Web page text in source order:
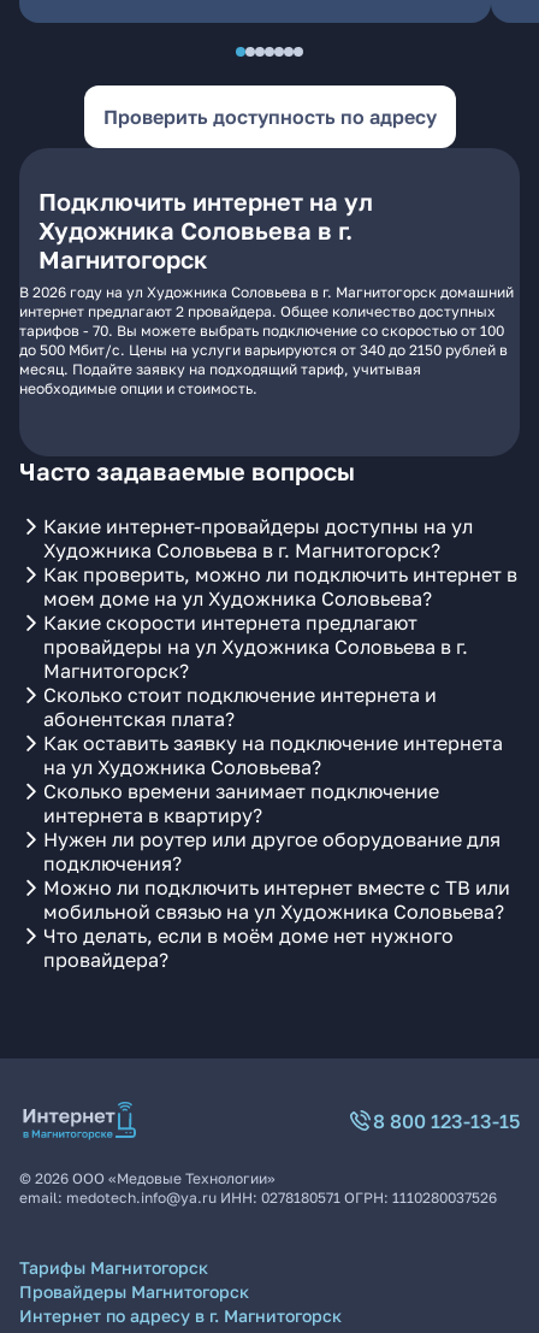
Проверить доступность по адресу
Подключить интернет на ул
Художника Соловьева в г.
Магнитогорск
В 2026 году на ул Художника Соловьева в г. Магнитогорск домашний
интернет предлагают 2 провайдера. Общее количество доступных
тарифов - 70. Вы можете выбрать подключение со скоростью от 100
до 500 Мбит/с. Цены на услуги варьируются от 340 до 2150 рублей в
месяц. Подайте заявку на подходящий тариф, учитывая
необходимые опции и стоимость.
Часто задаваемые вопросы
Какие интернет-провайдеры доступны на ул
Художника Соловьева в г. Магнитогорск?
Как проверить, можно ли подключить интернет в
моем доме на ул Художника Соловьева?
Какие скорости интернета предлагают
провайдеры на ул Художника Соловьева в г.
Магнитогорск?
Сколько стоит подключение интернета и
абонентская плата?
Как оставить заявку на подключение интернета
на ул Художника Соловьева?
Сколько времени занимает подключение
интернета в квартиру?
Нужен ли роутер или другое оборудование для
подключения?
Можно ли подключить интернет вместе с ТВ или
мобильной связью на ул Художника Соловьева?
Что делать, если в моём доме нет нужного
провайдера?
8 800 123-13-15
© 2026 ООО «Медовые Технологии»
email: medotech.info@ya.ru ИНН: 0278180571 ОГРН: 1110280037526
Тарифы Магнитогорск
Провайдеры Магнитогорск
Интернет по адресу в г. Магнитогорск